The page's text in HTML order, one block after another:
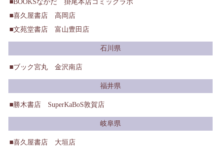
BOOKSなかだ 掛尾本店コミックラボ
喜久屋書店 高岡店
文苑堂書店 富山豊田店
石川県
ブック宮丸 金沢南店
福井県
勝木書店 SuperKaBoS敦賀店
岐阜県
喜久屋書店 大垣店